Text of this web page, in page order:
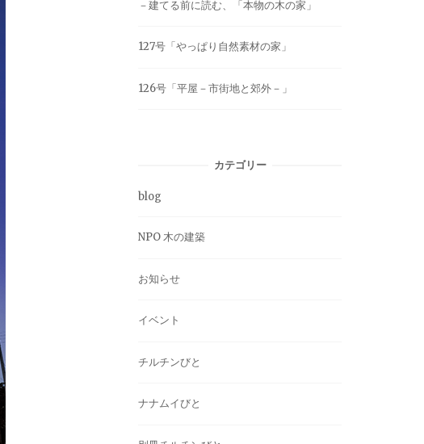
－建てる前に読む、「本物の木の家」
127号「やっぱり自然素材の家」
126号「平屋－市街地と郊外－」
カテゴリー
blog
NPO 木の建築
お知らせ
イベント
チルチンびと
ナナムイびと